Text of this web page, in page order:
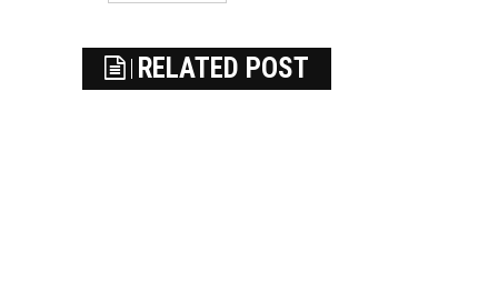
RELATED POST